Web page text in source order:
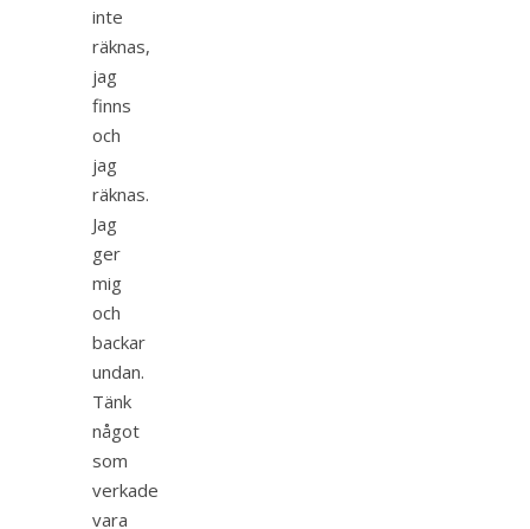
inte
räknas,
jag
finns
och
jag
räknas.
Jag
ger
mig
och
backar
undan.
Tänk
något
som
verkade
vara